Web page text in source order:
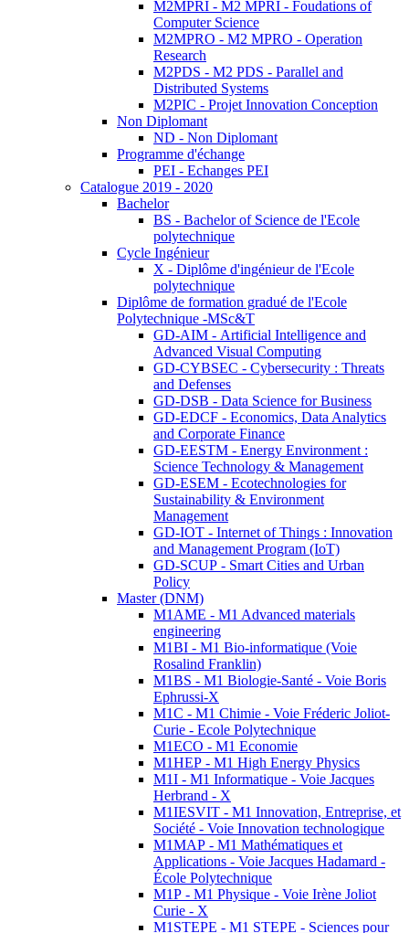
M2MPRI - M2 MPRI - Foudations of
Computer Science
M2MPRO - M2 MPRO - Operation
Research
M2PDS - M2 PDS - Parallel and
Distributed Systems
M2PIC - Projet Innovation Conception
Non Diplomant
ND - Non Diplomant
Programme d'échange
PEI - Echanges PEI
Catalogue 2019 - 2020
Bachelor
BS - Bachelor of Science de l'Ecole
polytechnique
Cycle Ingénieur
X - Diplôme d'ingénieur de l'Ecole
polytechnique
Diplôme de formation gradué de l'Ecole
Polytechnique -MSc&T
GD-AIM - Artificial Intelligence and
Advanced Visual Computing
GD-CYBSEC - Cybersecurity : Threats
and Defenses
GD-DSB - Data Science for Business
GD-EDCF - Economics, Data Analytics
and Corporate Finance
GD-EESTM - Energy Environment :
Science Technology & Management
GD-ESEM - Ecotechnologies for
Sustainability & Environment
Management
GD-IOT - Internet of Things : Innovation
and Management Program (IoT)
GD-SCUP - Smart Cities and Urban
Policy
Master (DNM)
M1AME - M1 Advanced materials
engineering
M1BI - M1 Bio-informatique (Voie
Rosalind Franklin)
M1BS - M1 Biologie-Santé - Voie Boris
Ephrussi-X
M1C - M1 Chimie - Voie Fréderic Joliot-
Curie - Ecole Polytechnique
M1ECO - M1 Economie
M1HEP - M1 High Energy Physics
M1I - M1 Informatique - Voie Jacques
Herbrand - X
M1IESVIT - M1 Innovation, Entreprise, et
Société - Voie Innovation technologique
M1MAP - M1 Mathématiques et
Applications - Voie Jacques Hadamard -
École Polytechnique
M1P - M1 Physique - Voie Irène Joliot
Curie - X
M1STEPE - M1 STEPE - Sciences pour